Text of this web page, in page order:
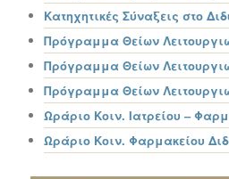
Κατηχητικές Σύναξεις στο
Πρόγραμμα Θείων
Πρόγραμμα Θείων
Πρόγραμμα Θείων
Ωράριο Κοιν. Ιατρείου –
Ωράριο Κοιν. Φαρμακείου